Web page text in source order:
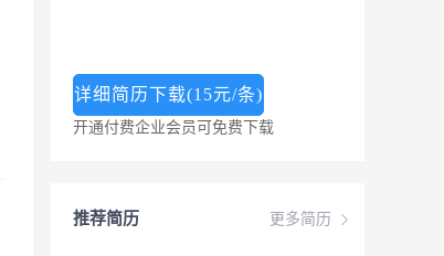
详细简历下载(15元/条)
开通付费企业会员可免费下载
更多简历
推荐简历